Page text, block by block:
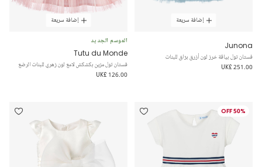
إضافة سريعة
Junona
فستان تول بياقة خرز لون أزرق برّاق للبنات
UK£ 251.00
إضافة سريعة
الموسم الجديد
Tutu du Monde
فستان تول مزين بكشكش لامع لون زهري للبنات الرضع
UK£ 126.00
50% OFF